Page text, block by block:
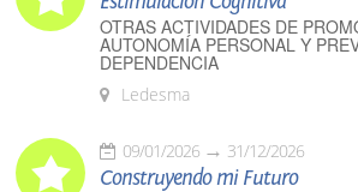
OTRAS ACTIVIDADES DE
AUTONOMÍA PERSONAL Y
DEPENDENCIA
Ledesma
09/01/2026 31/12/2026
Construyendo mi Futuro